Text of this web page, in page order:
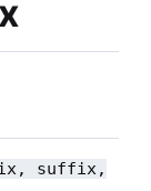
suffix,